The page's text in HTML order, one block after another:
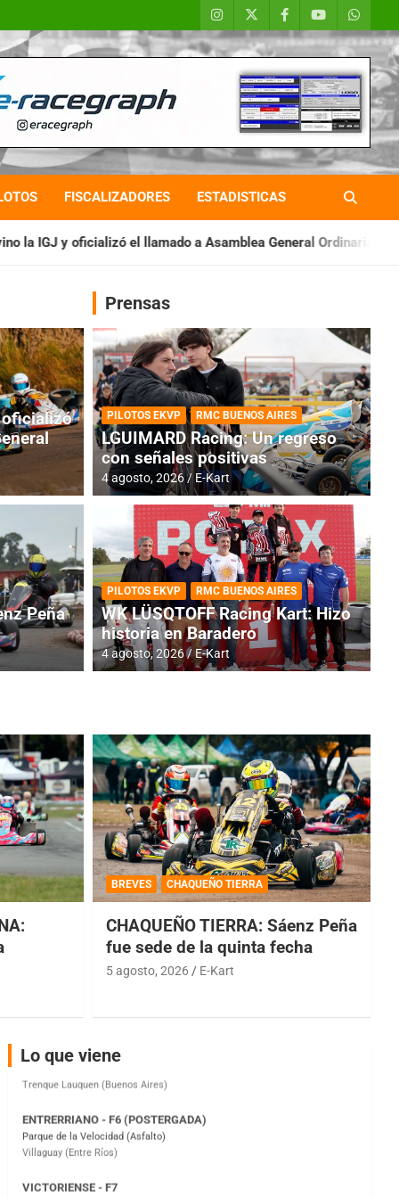
FISCALIZADORES ESTADISTICAS
a Asamblea General Ordinaria IAME SERIES
RMC BUENOS AIRES
Cerró una jornada
oficializó
Peña
Prensas
PILOTOS EKVP RMC BUENOS AIRES
LGUIMARD Racing: Un regreso
con señales positivas
4 agosto, 2026 E-Kart
PILOTOS EKVP RMC BUENOS AIRES
WK LÜSQTOFF Racing Kart: Hizo
historia en Baradero
4 agosto, 2026 E-Kart
BREVES CHAQUEÑO TIERRA
CHAQUEÑO TIERRA: Sáenz Peña
fue sede de la quinta fecha
5 agosto, 2026 E-Kart
Lo que viene
COBERTURA ESPECIAL DE E-KART.COM.AR
08/09-AGO
IAME SERIES ARGENTINA 6
Ramiro Tot (Asfalto)
Parque de la Velocidad (Asfalto)
El Cerro (Tierra)
Victoria (Entre Ríos)
Moto Club Reginense (Tierra)